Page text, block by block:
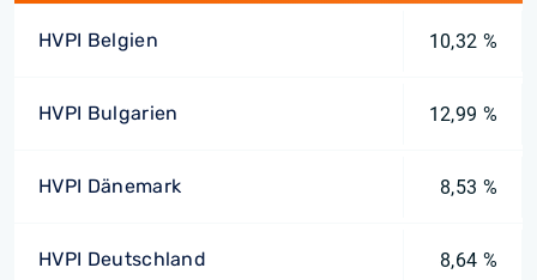
HVPI Belgien 10,32 %
HVPI Bulgarien 12,99 %
HVPI Dänemark 8,53 %
HVPI Deutschland 8,64 %